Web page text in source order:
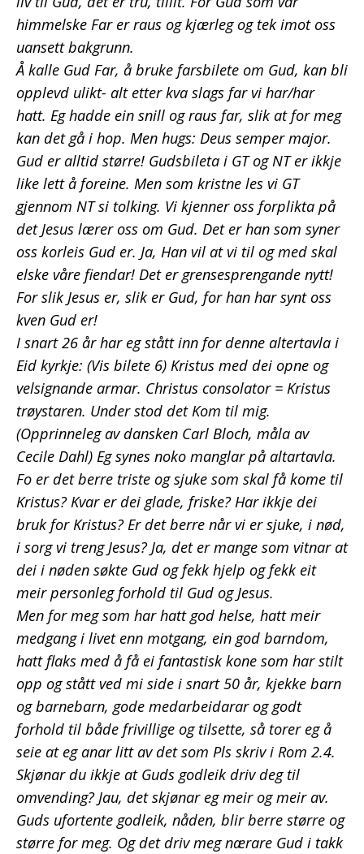
himmelske Far er raus og kjærleg og tek imot oss
uansett bakgrunn.
Å kalle Gud Far, å bruke farsbilete om Gud, kan bli
opplevd ulikt- alt etter kva slags far vi har/har
hatt. Eg hadde ein snill og raus far, slik at for meg
kan det gå i hop. Men hugs: Deus semper major.
Gud er alltid større! Gudsbileta i GT og NT er ikkje
like lett å foreine. Men som kristne les vi GT
gjennom NT si tolking. Vi kjenner oss forplikta på
det Jesus lærer oss om Gud. Det er han som syner
oss korleis Gud er. Ja, Han vil at vi til og med skal
elske våre fiendar! Det er grensesprengande nytt!
For slik Jesus er, slik er Gud, for han har synt oss
kven Gud er!
I snart 26 år har eg stått inn for denne altertavla i
Eid kyrkje: (Vis bilete 6) Kristus med dei opne og
velsignande armar. Christus consolator = Kristus
trøystaren. Under stod det Kom til mig.
(Opprinneleg av dansken Carl Bloch, måla av
Cecile Dahl) Eg synes noko manglar på altartavla.
Fo er det berre triste og sjuke som skal få kome til
Kristus? Kvar er dei glade, friske? Har ikkje dei
bruk for Kristus? Er det berre når vi er sjuke, i nød,
i sorg vi treng Jesus? Ja, det er mange som vitnar at
dei i nøden søkte Gud og fekk hjelp og fekk eit
meir personleg forhold til Gud og Jesus.
Men for meg som har hatt god helse, hatt meir
medgang i livet enn motgang, ein god barndom,
hatt flaks med å få ei fantastisk kone som har stilt
opp og stått ved mi side i snart 50 år, kjekke barn
og barnebarn, gode medarbeidarar og godt
forhold til både frivillige og tilsette, så torer eg å
seie at eg anar litt av det som Pls skriv i Rom 2.4.
Skjønar du ikkje at Guds godleik driv deg til
omvending? Jau, det skjønar eg meir og meir av.
Guds ufortente godleik, nåden, blir berre større og
større for meg. Og det driv meg nærare Gud i takk